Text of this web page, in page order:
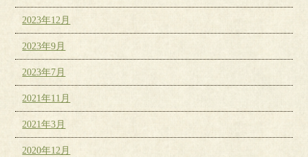
2023年12月
2023年9月
2023年7月
2021年11月
2021年3月
2020年12月